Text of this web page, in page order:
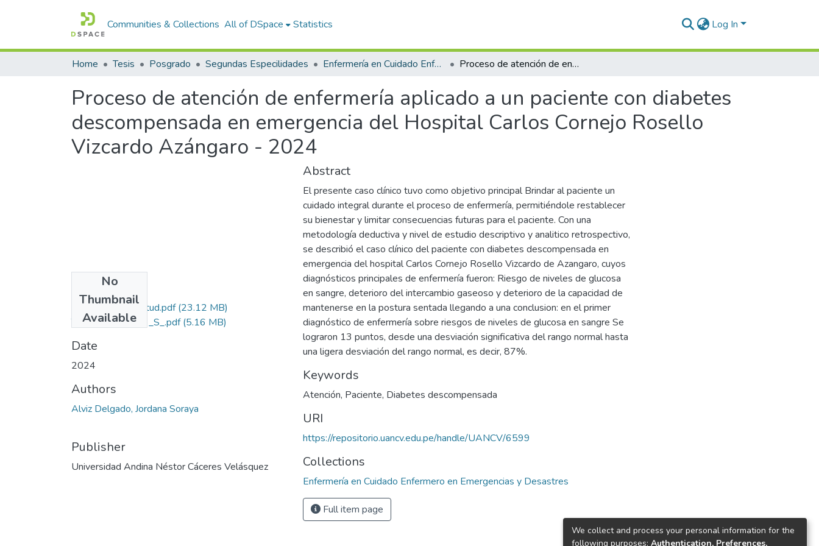
Communities & Collections All of DSpace Statistics Log In
Home Tesis Posgrado Segundas Especilidades Enfermería en Cuidado Enfermero en Emergencias y Desastres Proceso de atención de enfermería aplicado a un paciente con diabetes descompensada en emergencia del Hospital Carlos Cornejo Rosello Vizcardo Azángaro - 2024
Proceso de atención de enfermería aplicado a un paciente con diabetes
descompensada en emergencia del Hospital Carlos Cornejo Rosello
Vizcardo Azángaro - 2024
No
Thumbnail
Available
Grado de Similitud.pdf(23.12 MB)
T036_46754613_S_.pdf(5.16 MB)
Date
2024
Authors
Alviz Delgado, Jordana Soraya
Publisher
Universidad Andina Néstor Cáceres Velásquez
Abstract
El presente caso clínico tuvo como objetivo principal Brindar al paciente un
cuidado integral durante el proceso de enfermería, permitiéndole restablecer
su bienestar y limitar consecuencias futuras para el paciente. Con una
metodología deductiva y nivel de estudio descriptivo y analitico retrospectivo,
se describió el caso clínico del paciente con diabetes descompensada en
emergencia del hospital Carlos Cornejo Rosello Vizcardo de Azangaro, cuyos
diagnósticos principales de enfermería fueron: Riesgo de niveles de glucosa
en sangre, deterioro del intercambio gaseoso y deterioro de la capacidad de
mantenerse en la postura sentada llegando a una conclusion: en el primer
diagnóstico de enfermería sobre riesgos de niveles de glucosa en sangre Se
lograron 13 puntos, desde una desviación significativa del rango normal hasta
una ligera desviación del rango normal, es decir, 87%.
Keywords
Atención, Paciente, Diabetes descompensada
URI
https://repositorio.uancv.edu.pe/handle/UANCV/6599
Collections
Enfermería en Cuidado Enfermero en Emergencias y Desastres
Full item page
We collect and process your personal information for the
following purposes: Authentication, Preferences,